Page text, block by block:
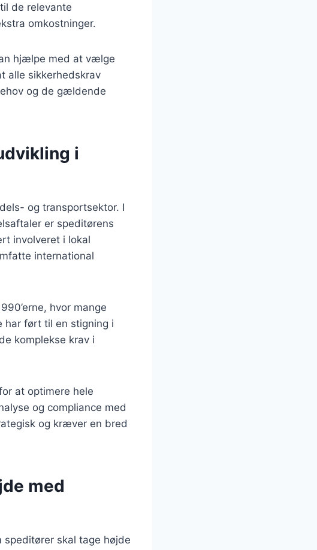
de relevante
omkostninger.
hjælpe med at vælge
alle sikkerhedskrav
og de gældende
i
og transportsektor. I
er speditørens
involveret i lokal
international
hvor mange
har ført til en stigning i
komplekse krav i
at optimere hele
og compliance med
og kræver en bred
med
speditører skal tage højde